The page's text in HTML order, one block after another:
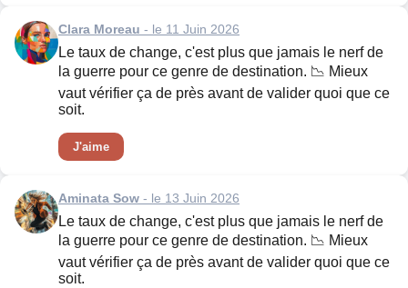
Clara Moreau - le 11 Juin 2026
Le taux de change, c'est plus que jamais le nerf de
la guerre pour ce genre de destination. 📉 Mieux
vaut vérifier ça de près avant de valider quoi que ce
soit.
J'aime
Aminata Sow - le 13 Juin 2026
Le taux de change, c'est plus que jamais le nerf de
la guerre pour ce genre de destination. 📉 Mieux
vaut vérifier ça de près avant de valider quoi que ce
soit.